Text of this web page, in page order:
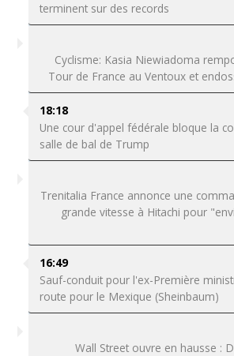
terminent sur des records
Cyclisme: Kasia Niewiadoma
Tour de France au Ventoux et
18:18
Une cour d'appel fédérale bloque la
salle de bal de Trump
Trenitalia France annonce une
grande vitesse à Hitachi pour
16:49
Sauf-conduit pour l'ex-Première
route pour le Mexique (Sheinbaum)
Wall Street ouvre en hausse :